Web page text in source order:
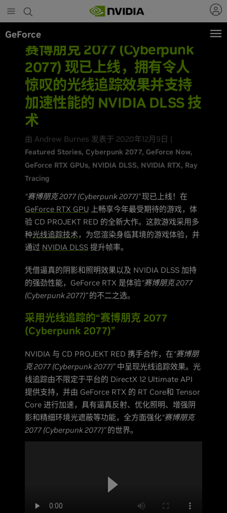
to
main
content
GeForce
赛博朋克 2077 (Cyberpunk
2077) 现已上线，拥有令人
惊叹的光线追踪效果并支持
加速性能的 NVIDIA DLSS 技
术
由 Andrew Burnes 发表于 2020年12月9日 |
Featured Stories Cyberpunk 2077 GeForce Now
GeForce RTX GPUs NVIDIA DLSS NVIDIA RTX Ray
Tracing
“赛博朋克 2077 (Cyberpunk 2077)”现已上线！在
GeForce RTX GPU 上畅享今年最受期待的游戏，体
验 CD PROJEKT RED 的全新大作。这款游戏采用多
种光线追踪技术，为您渲染身临其境的游戏体验，并
通过 NVIDIA DLSS 提升帧率。
凭借逼真的阴影和照明效果以及 NVIDIA DLSS 加持
的强劲性能，GeForce RTX 是体验“赛博朋克 2077
(Cyberpunk 2077)”的不二之选。
采用光线追踪的“赛博朋克 2077
(Cyberpunk 2077)”
NVIDIA 与 CD PROJEKT RED 携手合作，在“赛博朋
克 2077 (Cyberpunk 2077)”中呈现光线追踪效果。光
线追踪由不限定于平台的 DirectX 12 Ultimate API
提供支持，并由 GeForce RTX 的 RT Core和 Tensor
Core 进行加速，具有逼真反射、优化照明、增强阴
影和精细环境光遮蔽等功能，全方面强化“赛博朋克
2077 (Cyberpunk 2077)”的世界。